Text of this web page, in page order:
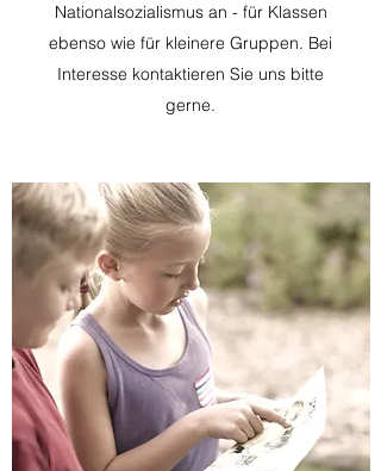
Nationalsozialismus an - für Klassen
ebenso wie für kleinere Gruppen. Bei
Interesse kontaktieren Sie uns bitte
gerne.